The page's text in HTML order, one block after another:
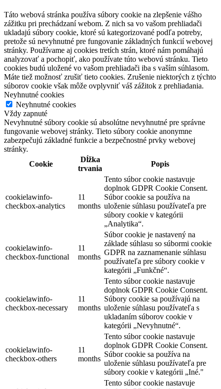
Táto webová stránka používa súbory cookie na zlepšenie vášho
zážitku pri prechádzaní webom. Z nich sa vo vašom prehliadači
ukladajú súbory cookie, ktoré sú kategorizované podľa potreby,
pretože sú nevyhnutné pre fungovanie základných funkcií webovej
stránky. Používame aj cookies tretích strán, ktoré nám pomáhajú
analyzovať a pochopiť, ako používate túto webovú stránku. Tieto
cookies budú uložené vo vašom prehliadači iba s vaším súhlasom.
Máte tiež možnosť zrušiť tieto cookies. Zrušenie niektorých z týchto
súborov cookie však môže ovplyvniť váš zážitok z prehliadania.
Neyhnutné cookies
Neyhnutné cookies
Vždy zapnuté
Nevyhnutné súbory cookie sú absolútne nevyhnutné pre správne
fungovanie webovej stránky. Tieto súbory cookie anonymne
zabezpečujú základné funkcie a bezpečnostné prvky webovej
stránky.
Cookie
Dĺžka
trvania
Popis
cookielawinfo-
checkbox-analytics
11
months
Tento súbor cookie nastavuje
doplnok GDPR Cookie Consent.
Súbor cookie sa používa na
uloženie súhlasu používateľa pre
súbory cookie v kategórii
„Analytika“.
cookielawinfo-
checkbox-functional
11
months
Súbor cookie je nastavený na
základe súhlasu so súbormi cookie
GDPR na zaznamenanie súhlasu
používateľa pre súbory cookie v
kategórii „Funkčné“.
cookielawinfo-
checkbox-necessary
11
months
Tento súbor cookie nastavuje
doplnok GDPR Cookie Consent.
Súbory cookie sa používajú na
uloženie súhlasu používateľa s
ukladaním súborov cookie v
kategórii „Nevyhnutné“.
cookielawinfo-
checkbox-others
11
months
Tento súbor cookie nastavuje
doplnok GDPR Cookie Consent.
Súbor cookie sa používa na
uloženie súhlasu používateľa pre
súbory cookie v kategórii „Iné."
Tento súbor cookie nastavuje